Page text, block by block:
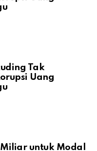
Tak
Uang
Miliar untuk Modal